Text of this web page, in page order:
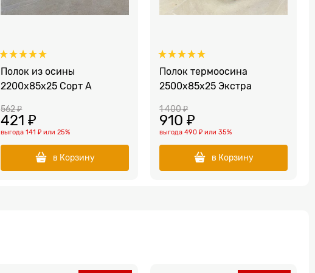
Полок из осины
2200x85x25 Сорт А
562 ₽
421 ₽
выгода141 ₽ или25%
в Корзину
Полок термоосина
2500x85x25 Экстра
1 400 ₽
910 ₽
выгода490 ₽ или35%
в Корзину